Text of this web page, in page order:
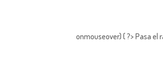
onmouseover) { ?> Pasa el